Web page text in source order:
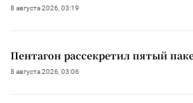
8 августа 2026, 03:19
Пентагон рассекретил пятый
8 августа 2026, 03:06